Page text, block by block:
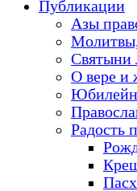
Публикации
Азы
Святыни
О вере и
Радость